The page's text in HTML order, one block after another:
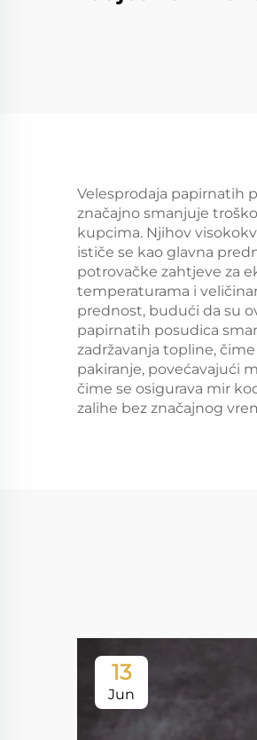
Catering
Velesprodaja papirnatih
značajno smanjuje
kupcima. Njihov
ističe se kao glavna
potrovačke zahtjeve za
temperaturama i
prednost, budući da su
papirnatih posudica
zadržavanja topline,
pakiranje, povećavajući
čime se osigurava mir
zalihe bez značajnog
13
Jun